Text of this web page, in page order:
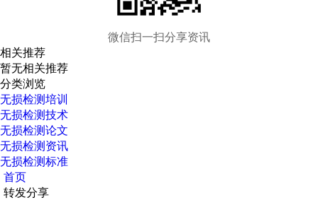
微信扫一扫分享资讯
相关推荐
暂无相关推荐
分类浏览
无损检测培训
无损检测技术
无损检测论文
无损检测资讯
无损检测标准
首页
转发分享